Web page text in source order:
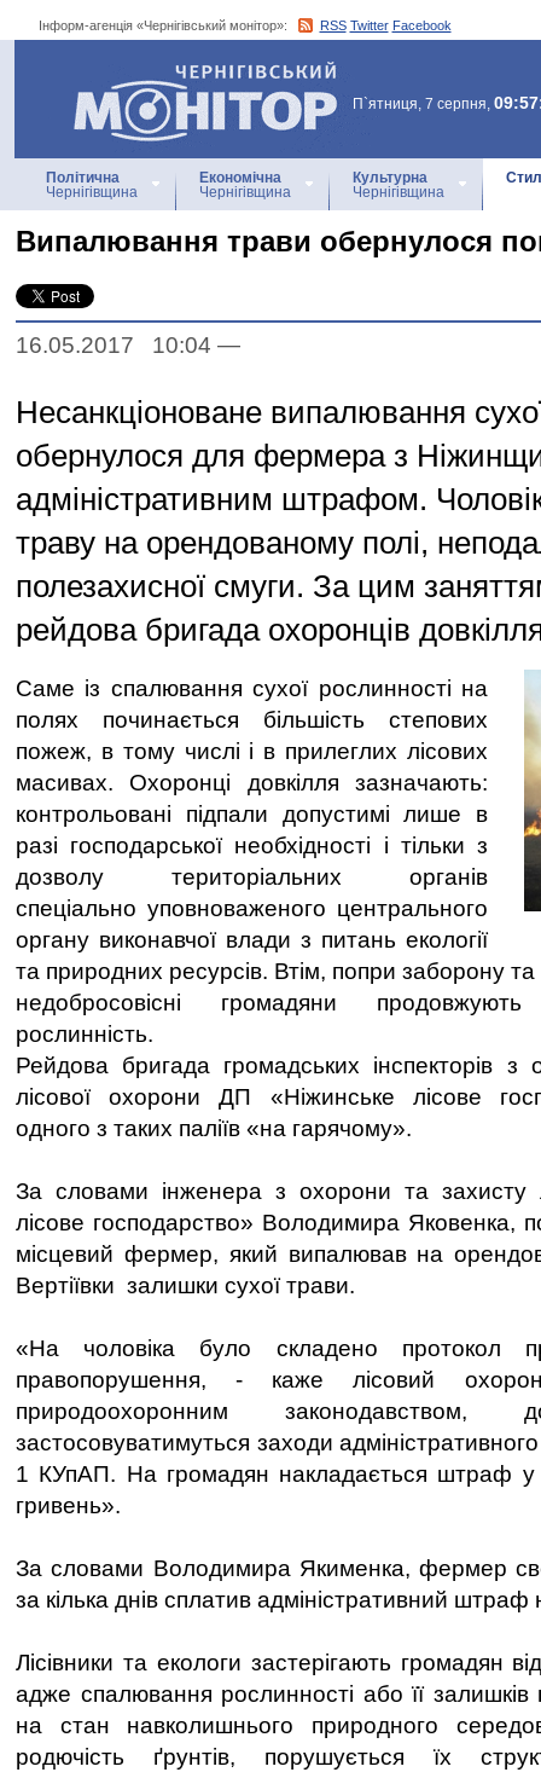
Інформ-агенція «Чернігівський монітор»: RSS Twitter Facebook
Інформ-агенція
«Чернігівський монітор»
П`ятниця, 7 серпня,
Політична
Чернігівщина
Економічна
Чернігівщина
Культурна
Чернігівщина
Випалювання трави обернулося
16.05.2017 10:04 —
Несанкціоноване випалювання
обернулося для фермера з
адміністративним штрафом.
траву на орендованому полі,
полезахисної смуги. За цим
рейдова бригада охоронців довкілля
Саме із спалювання сухої рослинності на
полях починається більшість степових
пожеж, в тому числі і в прилеглих лісових
масивах. Охоронці довкілля зазначають:
контрольовані підпали допустимі лише в
разі господарської необхідності і тільки з
дозволу територіальних органів
спеціально уповноваженого центрального
органу виконавчої влади з питань екології
та природних ресурсів. Втім, попри заборону
недобросовісні громадяни
рослинність.
Рейдова бригада громадських інспекторів з
лісової охорони ДП «Ніжинське лісове
одного з таких паліїв «на гарячому».
За словами інженера з охорони та захисту
лісове господарство» Володимира Яковенка,
місцевий фермер, який випалював на
Вертіївки залишки сухої трави.
«На чоловіка було складено протокол
правопорушення, - каже лісовий
природоохоронним
застосовуватимуться заходи
1 КУпАП. На громадян накладається штраф у
гривень».
За словами Володимира Якименка, фермер
за кілька днів сплатив адміністративний
Лісівники та екологи застерігають громадян
адже спалювання рослинності або її залишків
на стан навколишнього природного
родючість ґрунтів, порушується їх